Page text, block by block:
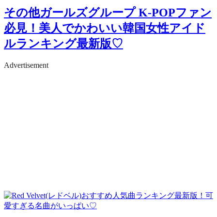
その他ガールズグループK-POPファン
必見！美人でかわいい韓国女性アイド
ルランキング最新版♡
Advertisement